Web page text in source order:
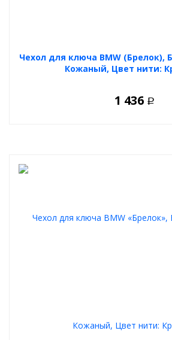
Чехол для ключа BMW (Брелок),
Кожаный, Цвет нити:
1 436 Р